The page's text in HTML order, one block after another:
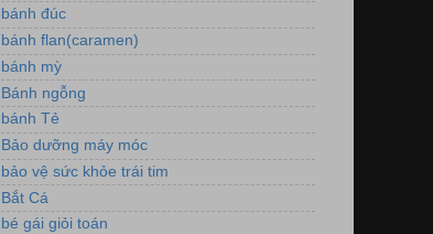
bánh đúc
bánh flan(caramen)
bánh mỳ
Bánh ngỗng
bánh Tẻ
Bảo dưỡng máy móc
bảo vệ sức khỏe trái tim
Bắt Cá
bé gái giỏi toán